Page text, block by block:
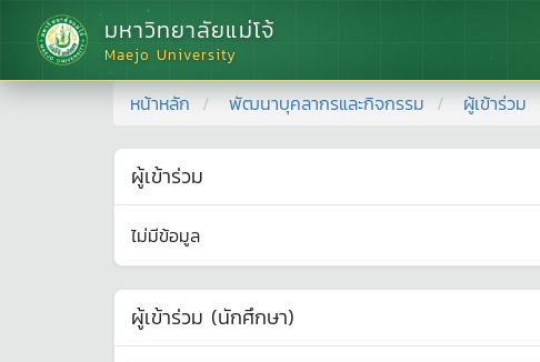
มหาวิทยาลัยแม่โจ้
Maejo University
หน้าหลัก พัฒนาบุคลากรและกิจกรรม ผู้เข้าร่วม
ผู้เข้าร่วม
ไม่มีข้อมูล
ผู้เข้าร่วม (นักศึกษา)